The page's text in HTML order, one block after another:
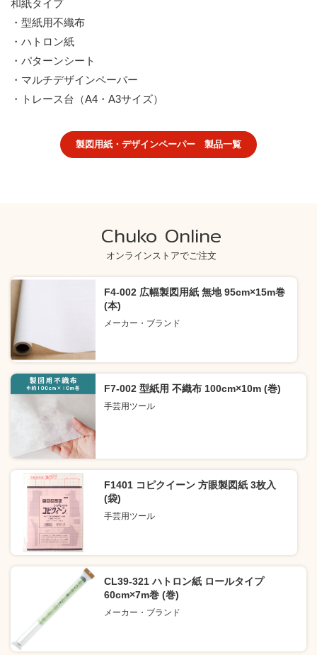
和紙タイプ
・型紙用不織布
・ハトロン紙
・パターンシート
・マルチデザインペーパー
・トレース台（A4・A3サイズ）
製図用紙・デザインペーパー 製品一覧
Chuko Online
オンラインストアでご注文
F4-002 広幅製図用紙 無地 95cm×15m巻
(本)
メーカー・ブランド
F7-002 型紙用 不織布 100cm×10m (巻)
手芸用ツール
F1401 コピクイーン 方眼製図紙 3枚入
(袋)
手芸用ツール
CL39-321 ハトロン紙 ロールタイプ
60cm×7m巻 (巻)
メーカー・ブランド